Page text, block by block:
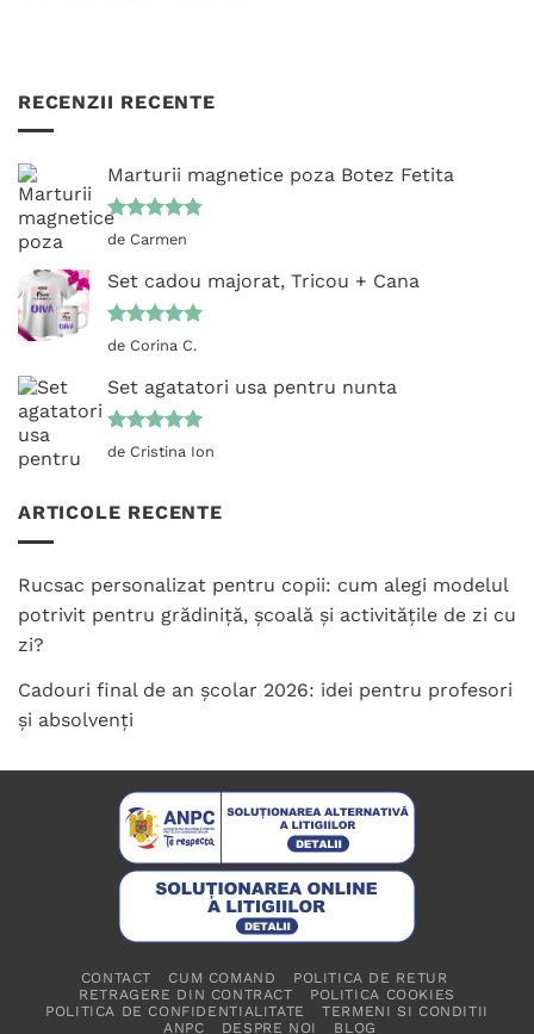
RECENZII RECENTE
Marturii magnetice poza Botez Fetita
Evaluat la
de Carmen
Set cadou majorat, Tricou + Cana
Evaluat la
de Corina C.
Set agatatori usa pentru nunta
Evaluat la
de Cristina Ion
ARTICOLE RECENTE
Rucsac personalizat pentru copii: cum alegi modelul
potrivit pentru grădiniță, școală și activitățile de zi cu
zi?
Cadouri final de an școlar 2026: idei pentru profesori
și absolvenți
CONTACT CUM COMAND
POLITICA DE RETUR
RETRAGERE DIN CONTRACT
POLITICA COOKIES
POLITICA DE CONFIDENTIALITATE
TERMENI SI CONDITII
ANPC
DESPRE NOI BLOG